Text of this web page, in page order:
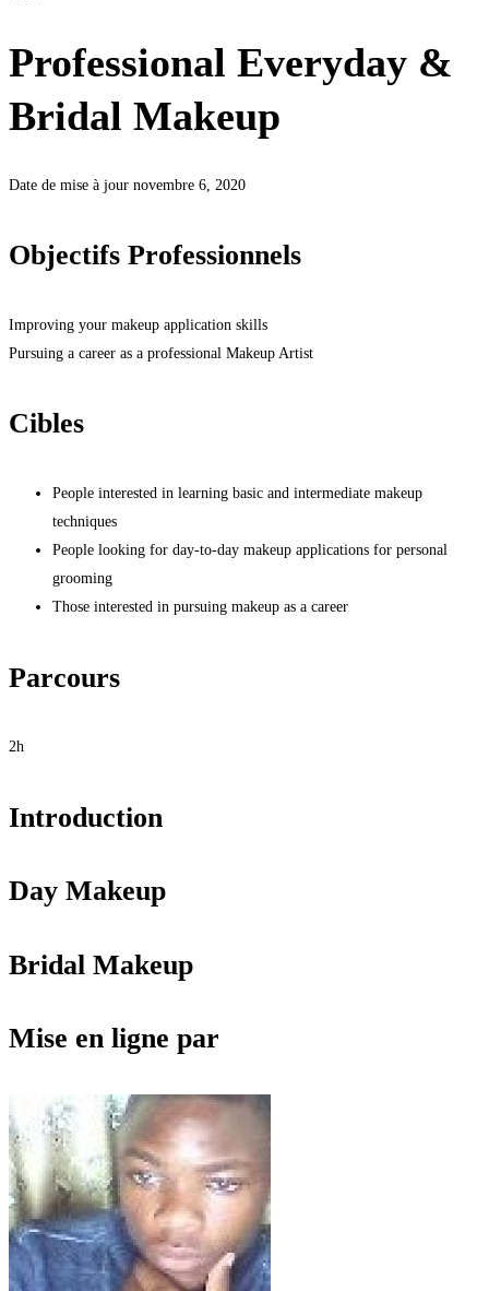
Professional Everyday &
Bridal Makeup
Date de mise à jour novembre 6, 2020
Objectifs Professionnels
Improving your makeup application skills
Pursuing a career as a professional Makeup Artist
Cibles
People interested in learning basic and intermediate makeup
techniques
People looking for day-to-day makeup applications for personal
grooming
Those interested in pursuing makeup as a career
Parcours
2h
Introduction
Day Makeup
Bridal Makeup
Mise en ligne par